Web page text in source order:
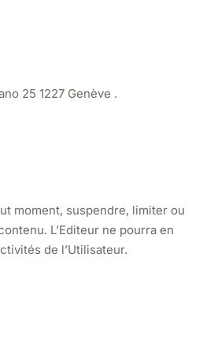
25 1227 Genève .
moment, suspendre, limiter ou
L’Editeur ne pourra en
de l’Utilisateur.